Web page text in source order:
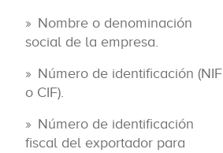
Nombre o denominación
social de la empresa.
Número de identificación (NIF
o CIF).
Número de identificación
fiscal del exportador para